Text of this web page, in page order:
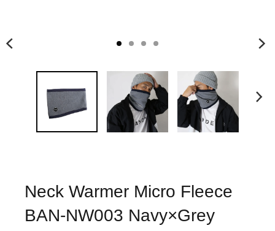
Neck Warmer Micro Fleece
BAN-NW003 Navy×Grey